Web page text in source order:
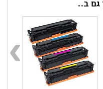
ב..